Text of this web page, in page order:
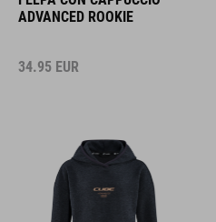
ADVANCED ROOKIE
34.95 EUR